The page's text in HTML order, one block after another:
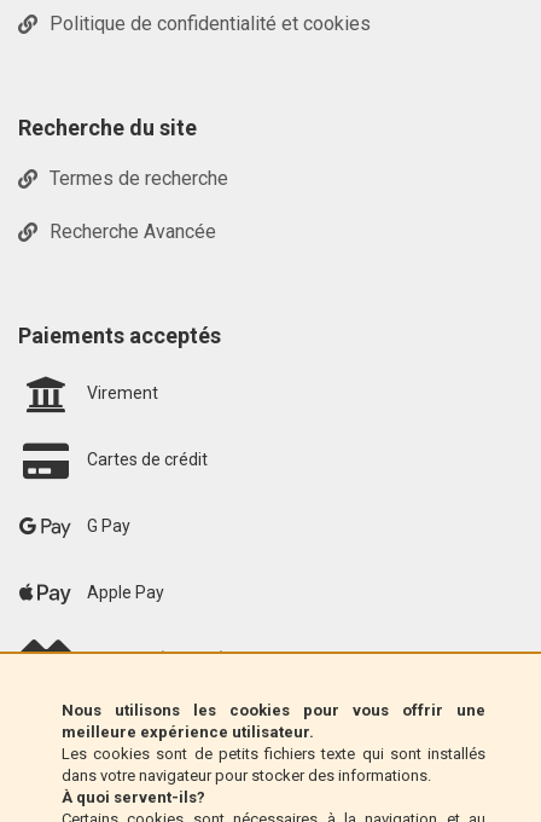
Nous utilisons les cookies pour vous offrir une
meilleure expérience utilisateur.
Les cookies sont de petits fichiers texte qui sont installés
dans votre navigateur pour stocker des informations.
À quoi servent-ils?
Politique de confidentialité et cookies
Recherche du site
Termes de recherche
Recherche Avancée
Paiements acceptés
Virement
Cartes de crédit
G Pay
Apple Pay
scalapay (EU only)
Klarna (UE uniquement)
Mandat postal (Italie uniquement)